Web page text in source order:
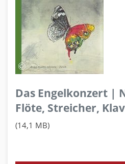
Das Engelkonzert |
Flöte, Streicher,
(14,1 MB)